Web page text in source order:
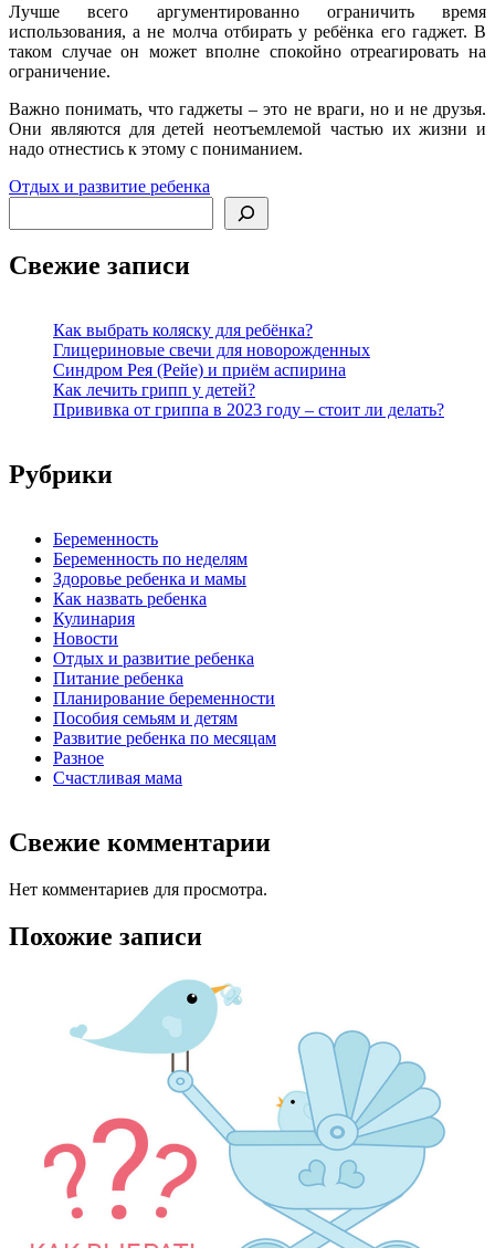
Лучше всего аргументированно ограничить время
использования, а не молча отбирать у ребёнка его гаджет. В
таком случае он может вполне спокойно отреагировать на
ограничение.
Важно понимать, что гаджеты – это не враги, но и не друзья.
Они являются для детей неотъемлемой частью их жизни и
надо отнестись к этому с пониманием.
Отдых и развитие ребенка
Свежие записи
Как выбрать коляску для ребёнка?
Глицериновые свечи для новорожденных
Синдром Рея (Рейе) и приём аспирина
Как лечить грипп у детей?
Прививка от гриппа в 2023 году – стоит ли делать?
Рубрики
Беременность
Беременность по неделям
Здоровье ребенка и мамы
Как назвать ребенка
Кулинария
Новости
Отдых и развитие ребенка
Питание ребенка
Планирование беременности
Пособия семьям и детям
Развитие ребенка по месяцам
Разное
Счастливая мама
Свежие комментарии
Нет комментариев для просмотра.
Похожие записи